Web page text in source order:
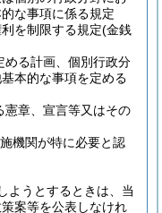
な事項に係る規定
を制限する規定(金銭
める計画、個別行政分
本的な事項を定める
憲章、宣言等又はその
機関が特に必要と認
ようとするときは、当
案等を公表しなけれ